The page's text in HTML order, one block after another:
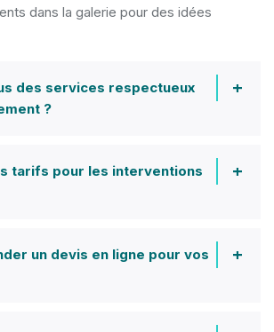
dans la galerie pour des idées
des services respectueux
?
tarifs pour les interventions
un devis en ligne pour vos